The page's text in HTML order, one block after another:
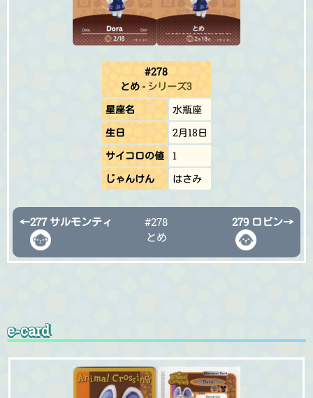
#278
とめ - シリーズ3
星座名
水瓶座
生日
2月18日
サイコロの値
1
じゃんけん
はさみ
←277 サルモンティ
#278
とめ
279 ロビン→
e-card